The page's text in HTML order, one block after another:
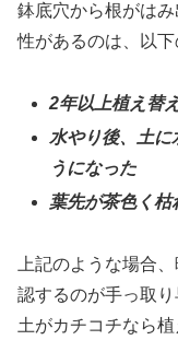
鉢底穴から根がは
性があるのは、以下
2年以上植え替
水やり後、土に
うになった
葉先が茶色く枯
上記のような場合
認するのが手っ取り
土がカチコチなら植